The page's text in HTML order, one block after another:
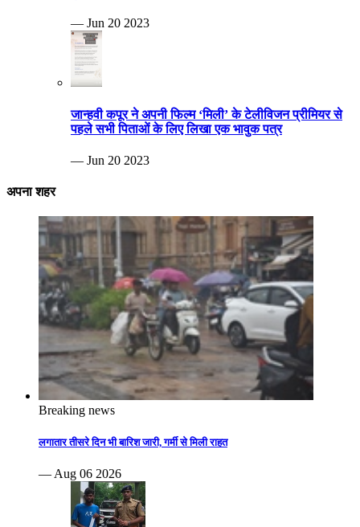
— Jun 20 2023
जान्हवी कपूर ने अपनी फिल्म ‘मिली’ के टेलीविजन प्रीमियर से
पहले सभी पिताओं के लिए लिखा एक भावुक पत्र
— Jun 20 2023
अपना शहर
Breaking news
लगातार तीसरे दिन भी बारिश जारी, गर्मी से मिली राहत
— Aug 06 2026